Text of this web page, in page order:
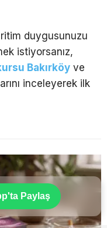
duygusunuzu
istiyorsanız,
Bakırköy ve
inceleyerek ilk
Paylaş